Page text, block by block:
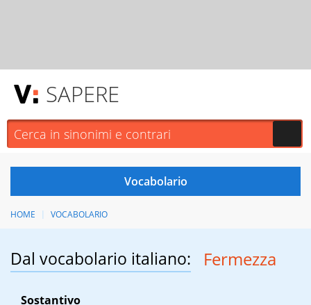
SAPERE
HOME VOCABOLARIO
Dal vocabolario italiano: Fermezza
Sostantivo